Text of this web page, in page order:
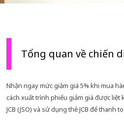
Tổng quan về chiến
Nhận ngay mức giảm giá 5% khi mua
cách xuất trình phiếu giảm giá được liệt
JCB (JSO) và sử dụng thẻ JCB để thanh